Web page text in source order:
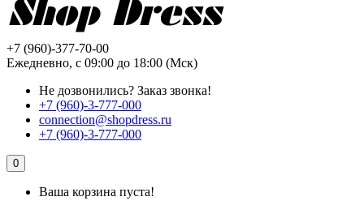
+7 (960)-377-70-00
Ежедневно, с 09:00 до 18:00 (Мск)
Не дозвонились? Заказ звонка!
+7 (960)-3-777-000
connection@shopdress.ru
+7 (960)-3-777-000
0
Ваша корзина пуста!